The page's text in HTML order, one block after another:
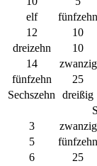
elf
fünfzehn
12
10
dreizehn
10
14
zwanzig
fünfzehn
25
Sechszehn
dreißig
3
zwanzig
5
fünfzehn
6
25